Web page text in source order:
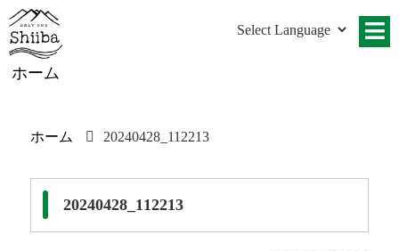
ホーム
ホーム 20240428_112213
20240428_112213